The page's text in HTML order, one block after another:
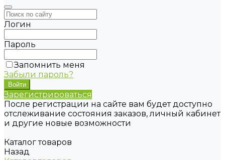
Логин
Пароль
Запомнить меня
Забыли пароль?
Зарегистрироваться
После регистрации на сайте вам будет доступно
отслеживание состояния заказов, личный кабинет
и другие новые возможности
Каталог товаров
Назад